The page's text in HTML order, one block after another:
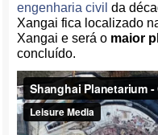
engenharia civil da
Xangai fica localizado
Xangai e será o maior
concluído.